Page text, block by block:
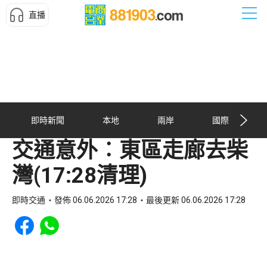
直播
即時新聞 本地 兩岸 國際
交通意外︰東區走廊去柴
灣(17:28清理)
即時交通 發佈 06.06.2026 17:28 最後更新 06.06.2026 17:28
Share to Facebook
Share to WhatsApp